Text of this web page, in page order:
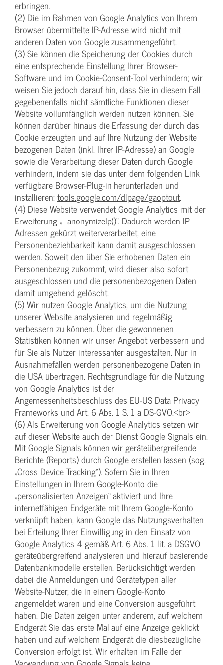
erbringen.
(2) Die im Rahmen von Google Analytics von Ihrem
Browser übermittelte IP-Adresse wird nicht mit
anderen Daten von Google zusammengeführt.
(3) Sie können die Speicherung der Cookies durch
eine entsprechende Einstellung Ihrer Browser-
Software und im Cookie-Consent-Tool verhindern; wir
weisen Sie jedoch darauf hin, dass Sie in diesem Fall
gegebenenfalls nicht sämtliche Funktionen dieser
Website vollumfänglich werden nutzen können. Sie
können darüber hinaus die Erfassung der durch das
Cookie erzeugten und auf Ihre Nutzung der Website
bezogenen Daten (inkl. Ihrer IP-Adresse) an Google
sowie die Verarbeitung dieser Daten durch Google
verhindern, indem sie das unter dem folgenden Link
verfügbare Browser-Plug-in herunterladen und
installieren: tools.google.com/dlpage/gaoptout.
(4) Diese Website verwendet Google Analytics mit der
Erweiterung „_anonymizeIp()“. Dadurch werden IP-
Adressen gekürzt weiterverarbeitet, eine
Personenbeziehbarkeit kann damit ausgeschlossen
werden. Soweit den über Sie erhobenen Daten ein
Personenbezug zukommt, wird dieser also sofort
ausgeschlossen und die personenbezogenen Daten
damit umgehend gelöscht.
(5) Wir nutzen Google Analytics, um die Nutzung
unserer Website analysieren und regelmäßig
verbessern zu können. Über die gewonnenen
Statistiken können wir unser Angebot verbessern und
für Sie als Nutzer interessanter ausgestalten. Nur in
Ausnahmefällen werden personenbezogene Daten in
die USA übertragen. Rechtsgrundlage für die Nutzung
von Google Analytics ist der
Angemessenheitsbeschluss des EU-US Data Privacy
Frameworks und Art. 6 Abs. 1 S. 1 a DS-GVO.<br>
(6) Als Erweiterung von Google Analytics setzen wir
auf dieser Website auch der Dienst Google Signals ein.
Mit Google Signals können wir geräteübergreifende
Berichte (Reports) durch Google erstellen lassen (sog.
„Cross Device Tracking“). Sofern Sie in Ihren
Einstellungen in Ihrem Google-Konto die
„personalisierten Anzeigen“ aktiviert und Ihre
internetfähigen Endgeräte mit Ihrem Google-Konto
verknüpft haben, kann Google das Nutzungsverhalten
bei Erteilung Ihrer Einwilligung in den Einsatz von
Google Analytics 4 gemäß Art. 6 Abs. 1 lit. a DSGVO
geräteübergreifend analysieren und hierauf basierende
Datenbankmodelle erstellen. Berücksichtigt werden
dabei die Anmeldungen und Gerätetypen aller
Website-Nutzer, die in einem Google-Konto
angemeldet waren und eine Conversion ausgeführt
haben. Die Daten zeigen unter anderem, auf welchem
Endgerät Sie das erste Mal auf eine Anzeige geklickt
haben und auf welchem Endgerät die diesbezügliche
Conversion erfolgt ist. Wir erhalten im Falle der